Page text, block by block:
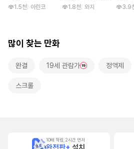
1.5천 아린코 1.8천 와지
부3.9
많이 찾는 만화
완결 19세 관람가 정액제
스크롤
10배 적립, 2시간 먼저